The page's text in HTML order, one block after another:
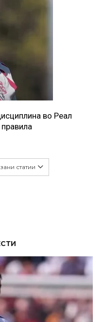
во Реал
статии